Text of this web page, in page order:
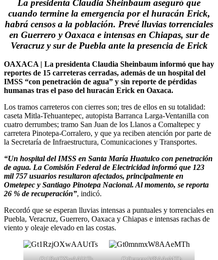
La presidenta Claudia Sheinbaum aseguró que
cuando termine la emergencia por el huracán Erick,
habrá censos a la población. Prevé lluvias torrenciales
en Guerrero y Oaxaca e intensas en Chiapas, sur de
Veracruz y sur de Puebla ante la presencia de Erick
OAXACA | La presidenta Claudia Sheinbaum informó que hay
reportes de 15 carreteras cerradas, además de un hospital del
IMSS “con penetración de agua” y sin reporte de pérdidas
humanas tras el paso del huracán Erick en Oaxaca.
Los tramos carreteros con cierres son; tres de ellos en su totalidad:
caseta Mitla-Tehuantepec, autopista Barranca Larga-Ventanilla con
cuatro derrumbes; tramo San Juan de los Llanos a Comaltepec y
carretera Pinotepa-Corralero, y que ya reciben atención por parte de
la Secretaría de Infraestructura, Comunicaciones y Transportes.
“Un hospital del IMSS en Santa María Huatulco con penetración
de agua. La Comisión Federal de Electricidad informó que 123
mil 757 usuarios resultaron afectados, principalmente en
Ometepec y Santiago Pinotepa Nacional. Al momento, se reporta
26 % de recuperación”, indicó.
Recordó que se esperan lluvias intensas a puntuales y torrenciales en
Puebla, Veracruz, Guerrero, Oaxaca y Chiapas e intensas rachas de
viento y oleaje elevado en las costas.